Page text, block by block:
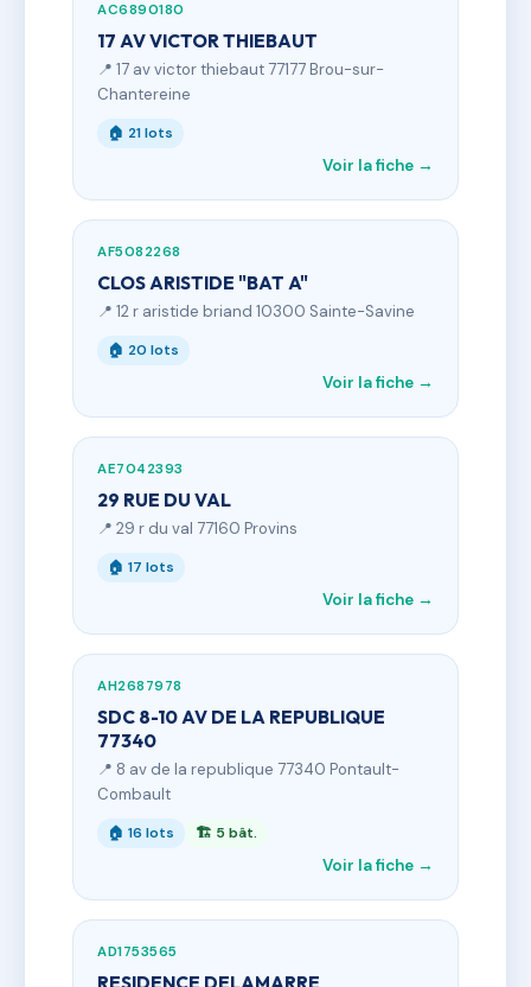
AC6890180
17 AV VICTOR THIEBAUT
📍 17 av victor thiebaut 77177 Brou-sur-
Chantereine
🏠 21 lots
Voir la fiche →
AF5082268
CLOS ARISTIDE "BAT A"
📍 12 r aristide briand 10300 Sainte-Savine
🏠 20 lots
Voir la fiche →
AE7042393
29 RUE DU VAL
📍 29 r du val 77160 Provins
🏠 17 lots
Voir la fiche →
AH2687978
SDC 8-10 AV DE LA REPUBLIQUE
77340
📍 8 av de la republique 77340 Pontault-
Combault
🏠 16 lots 🏗 5 bât.
Voir la fiche →
AD1753565
RESIDENCE DELAMARRE